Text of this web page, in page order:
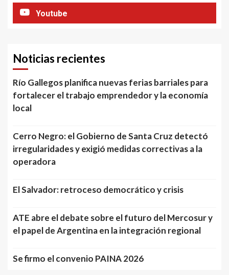
Youtube
Noticias recientes
Río Gallegos planifica nuevas ferias barriales para
fortalecer el trabajo emprendedor y la economía
local
Cerro Negro: el Gobierno de Santa Cruz detectó
irregularidades y exigió medidas correctivas a la
operadora
El Salvador: retroceso democrático y crisis
ATE abre el debate sobre el futuro del Mercosur y
el papel de Argentina en la integración regional
Se firmo el convenio PAINA 2026